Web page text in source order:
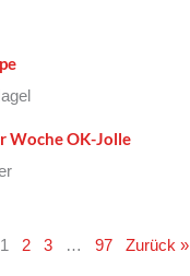
Woche OK-Jolle
1 2 3 … 97 Zurück »